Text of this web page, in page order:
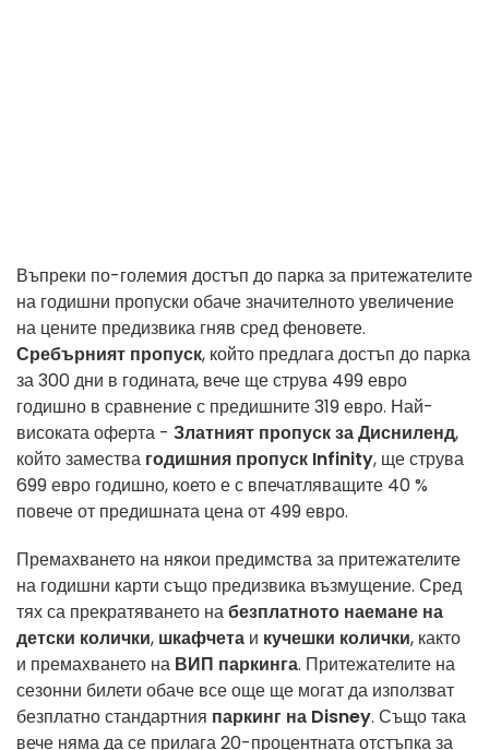
Въпреки по-големия достъп до парка за притежателите
на годишни пропуски обаче значителното увеличение
на цените предизвика гняв сред феновете.
Сребърният пропуск, който предлага достъп до парка
за 300 дни в годината, вече ще струва 499 евро
годишно в сравнение с предишните 319 евро. Най-
високата оферта - Златният пропуск за Дисниленд,
който замества годишния пропуск Infinity, ще струва
699 евро годишно, което е с впечатляващите 40 %
повече от предишната цена от 499 евро.
Премахването на някои предимства за притежателите
на годишни карти също предизвика възмущение. Сред
тях са прекратяването набезплатното наемане на
детски колички, шкафчета и кучешки колички, както
и премахването на ВИП паркинга. Притежателите на
сезонни билети обаче все още ще могат да използват
безплатно стандартния паркинг на Disney. Също така
вече няма да се прилага 20-процентната отстъпка за